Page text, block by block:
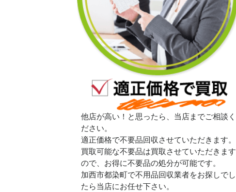
他店が高い！と思ったら、当店までご相談く
ださい。
適正価格で不要品回収させていただきます。
買取可能な不要品は買取させていただきます
ので、お得に不要品の処分が可能です。
加西市都染町で不用品回収業者をお探しでし
たら当店にお任せ下さい。